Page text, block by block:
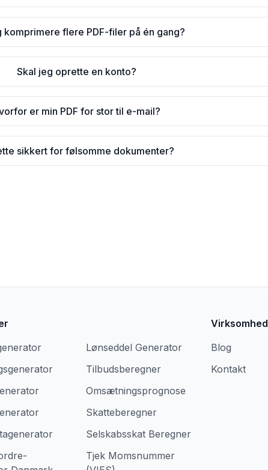
komprimere flere PDF-filer på én gang?
Skal jeg oprette en konto?
er min PDF for stor til e-mail?
sikkert for følsomme dokumenter?
Lønseddel Generator
Tilbudsberegner
Omsætningsprognose
Skatteberegner
Selskabsskat Beregner
Tjek Momsnummer
Virksomhed
Blog
Kontakt